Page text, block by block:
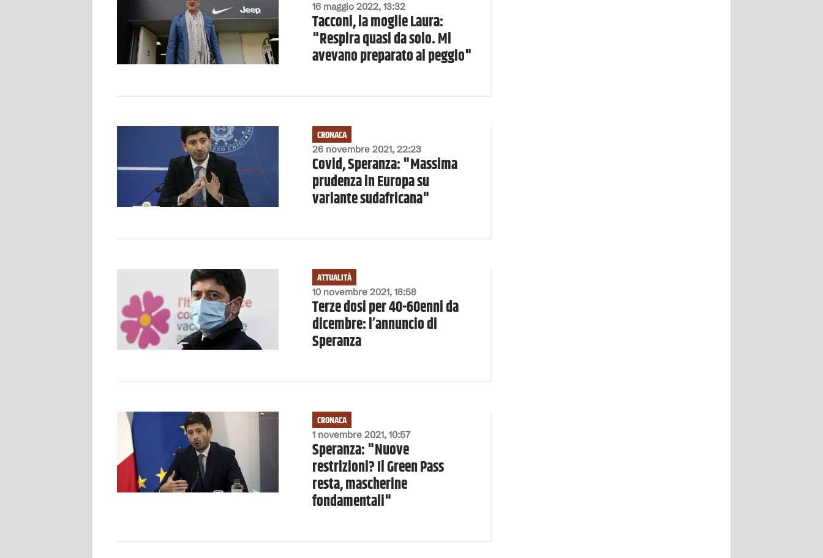
16 maggio 2022, 13:32
Tacconi, la moglie Laura:
"Respira quasi da solo. Mi
avevano preparato al peggio"
26 novembre 2021, 22:23
CRONACA
Covid, Speranza: "Massima
prudenza in Europa su
variante sudafricana"
10 novembre 2021, 18:58
ATTUALITÀ
Terze dosi per 40-60enni da
dicembre: l’annuncio di
Speranza
1 novembre 2021, 10:57
CRONACA
Speranza: "Nuove
restrizioni? Il Green Pass
resta, mascherine
fondamentali"